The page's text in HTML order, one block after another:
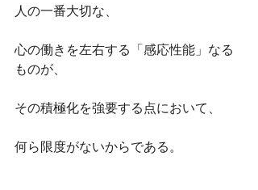
人の一番大切な、
心の働きを左右する「感応性能」なる
ものが、
その積極化を強要する点において、
何ら限度がないからである。